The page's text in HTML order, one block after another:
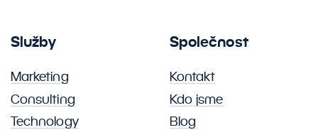
Služby
Marketing
Consulting
Technology
Společnost
Kontakt
Kdo jsme
Blog